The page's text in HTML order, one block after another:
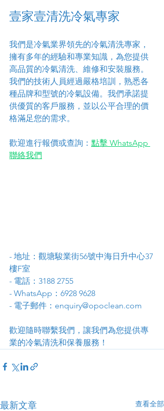
壹家壹清洗冷氣專家
我們是冷氣業界領先的冷氣清洗專家，
擁有多年的經驗和專業知識，為您提供
高品質的冷氣清洗、維修和安裝服務。
我們的技術人員經過嚴格培訓，熟悉各
種品牌和型號的冷氣設備。我們承諾提
供優質的客戶服務，並以公平合理的價
格滿足您的需求。
歡迎進行報價或查詢： 點擊 WhatsApp
聯絡我們
- 地址：觀塘駿業街56號中海日升中心37
樓F室
- 電話：3188 2755
- WhatsApp：6928 9628
- 電子郵件：enquiry@opoclean.com
歡迎隨時聯繫我們，讓我們為您提供專
業的冷氣清洗和保養服務！
最新文章 查看全部